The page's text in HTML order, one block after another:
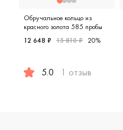
Обручальное кольцо из
красного золота 585 пробы
12 648 ₽ 15 810 ₽ 20%
5.0 1 отзыв